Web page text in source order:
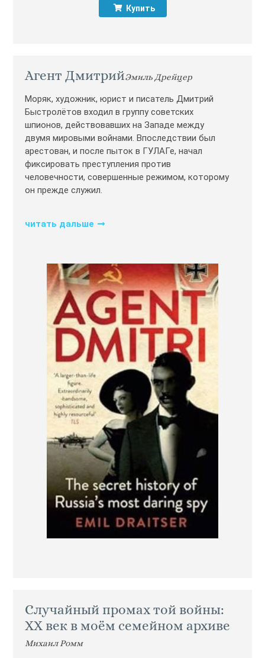
Купить
Агент ДмитрийЭмиль Дрейцер
Моряк, художник, юрист и писатель Дмитрий
Быстролётов входил в группу советских
шпионов, действовавших на Западе между
двумя мировыми войнами. Впоследствии был
арестован, и после пыток в ГУЛАГе, начал
фиксировать преступления против
человечности, совершенные режимом, которому
он прежде служил.
читать дальше
Случайный промах той войны:
XX век в моём семейном архиве
Михаил Ромм